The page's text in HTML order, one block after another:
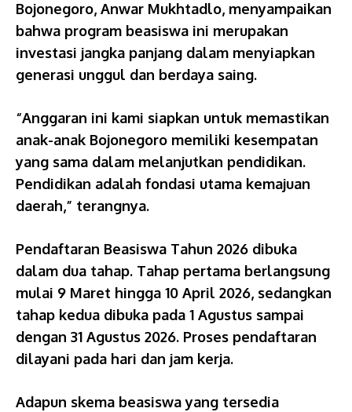
Bojonegoro, Anwar Mukhtadlo, menyampaikan
bahwa program beasiswa ini merupakan
investasi jangka panjang dalam menyiapkan
generasi unggul dan berdaya saing.
“Anggaran ini kami siapkan untuk memastikan
anak-anak Bojonegoro memiliki kesempatan
yang sama dalam melanjutkan pendidikan.
Pendidikan adalah fondasi utama kemajuan
daerah,” terangnya.
Pendaftaran Beasiswa Tahun 2026 dibuka
dalam dua tahap. Tahap pertama berlangsung
mulai 9 Maret hingga 10 April 2026, sedangkan
tahap kedua dibuka pada 1 Agustus sampai
dengan 31 Agustus 2026. Proses pendaftaran
dilayani pada hari dan jam kerja.
Adapun skema beasiswa yang tersedia